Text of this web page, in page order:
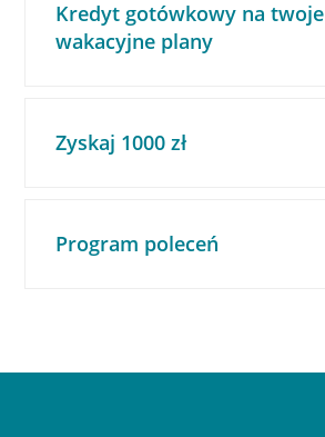
Kredyt gotówkowy na twoje
wakacyjne plany
Zyskaj 1000 zł
Program poleceń